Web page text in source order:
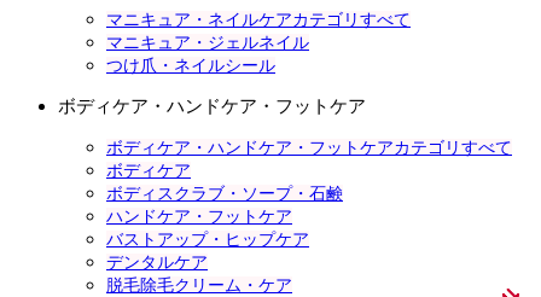
マニキュア・ネイルケアカテゴリすべて
マニキュア・ジェルネイル
つけ爪・ネイルシール
ボディケア・ハンドケア・フットケア
ボディケア・ハンドケア・フットケアカテゴリすべて
ボディケア
ボディスクラブ・ソープ・石鹸
ハンドケア・フットケア
バストアップ・ヒップケア
デンタルケア
脱毛除毛クリーム・ケア